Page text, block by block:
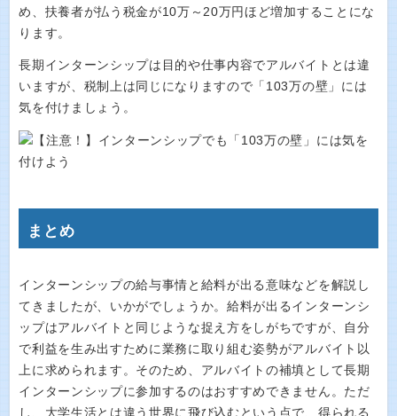
め、扶養者が払う税金が10万～20万円ほど増加することにな
ります。
長期インターンシップは目的や仕事内容でアルバイトとは違
いますが、税制上は同じになりますので「103万の壁」には
気を付けましょう。
まとめ
インターンシップの給与事情と給料が出る意味などを解説し
てきましたが、いかがでしょうか。給料が出るインターンシ
ップはアルバイトと同じような捉え方をしがちですが、自分
で利益を生み出すために業務に取り組む姿勢がアルバイト以
上に求められます。そのため、アルバイトの補填として長期
インターンシップに参加するのはおすすめできません。ただ
し、大学生活とは違う世界に飛び込むという点で、得られる